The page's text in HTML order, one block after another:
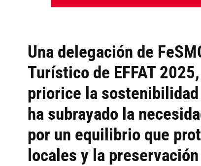
Una delegación de
Turístico de EFFAT
priorice la
ha subrayado la
por un equilibrio que
locales y la